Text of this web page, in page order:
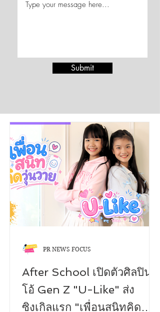
After School เปิดตัวศิลปินดู
โอ้ Gen Z "U-Like" ส่ง